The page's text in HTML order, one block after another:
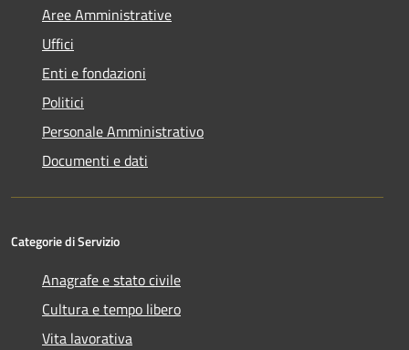
Aree Amministrative
Uffici
Enti e fondazioni
Politici
Personale Amministrativo
Documenti e dati
Categorie di Servizio
Anagrafe e stato civile
Cultura e tempo libero
Vita lavorativa